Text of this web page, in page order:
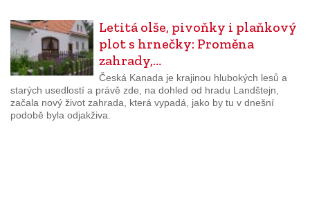
Letitá olše, pivoňky i plaňkový
plot s hrnečky: Proměna
zahrady,…
Česká Kanada je krajinou hlubokých lesů a
starých usedlostí a právě zde, na dohled od hradu Landštejn,
začala nový život zahrada, která vypadá, jako by tu v dnešní
podobě byla odjakživa.